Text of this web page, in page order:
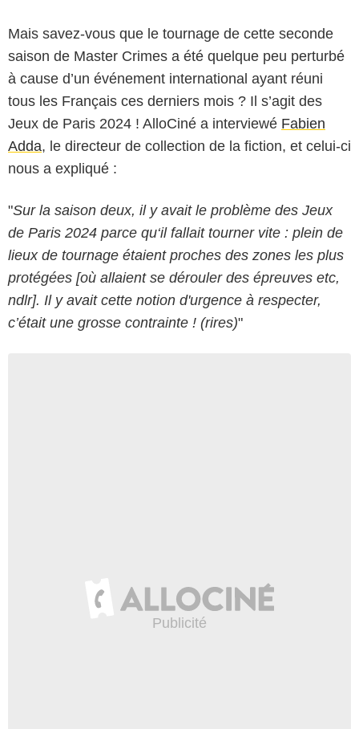
Mais savez-vous que le tournage de cette seconde
saison de Master Crimes a été quelque peu perturbé
à cause d’un événement international ayant réuni
tous les Français ces derniers mois ? Il s’agit des
Jeux de Paris 2024 ! AlloCiné a interviewé Fabien
Adda, le directeur de collection de la fiction, et celui-ci
nous a expliqué :
"Sur la saison deux, il y avait le problème des Jeux
de Paris 2024 parce qu‘il fallait tourner vite : plein de
lieux de tournage étaient proches des zones les plus
protégées [où allaient se dérouler des épreuves etc,
ndlr]. Il y avait cette notion d'urgence à respecter,
c’était une grosse contrainte ! (rires)"